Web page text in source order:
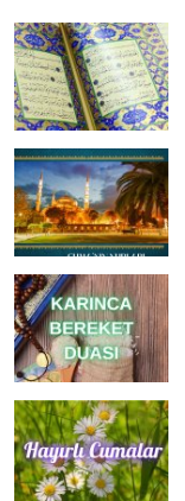
DİNİ BİLGİLER